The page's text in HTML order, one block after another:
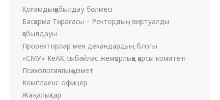
Қоғамдық қабылдау бөлмесі
Басқарма Төрағасы – Ректордың виртуалды
қабылдауы
Проректорлар мен декандардың блогы
«СМУ» КеАҚ сыбайлас жемқорлыққа қарсы комитеті
Психологиялық қызмет
Комплаенс-офицер
Жаңалықтар